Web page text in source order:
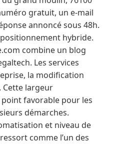
gratuit, un e-mail
annoncé sous 48h.
hybride.
combine un blog
Les services
la modification
largeur
favorable pour les
démarches.
et niveau de
comme l’un des